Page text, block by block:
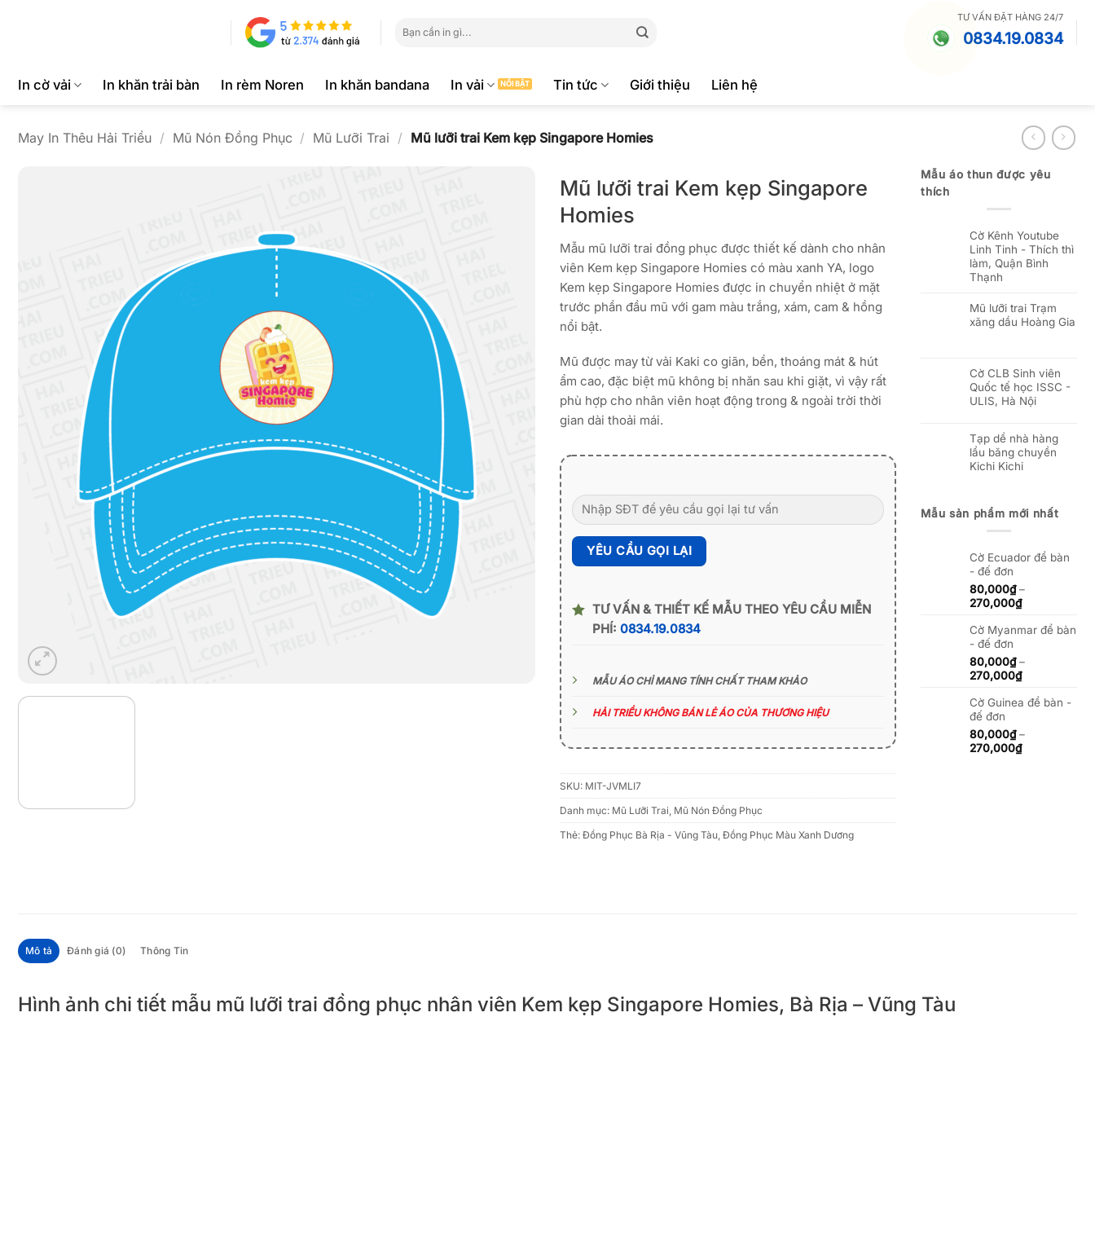
kiếm:
TƯ VẤN ĐẶT HÀNG 24/7
0834.19.0834
In cờ vải In khăn trải bàn In rèm Noren In khăn bandana In vải Tin tức Giới thiệu Liên hệ
May In Thêu Hải Triều / Mũ Nón Đồng Phục / Mũ Lưỡi Trai / Mũ lưỡi trai Kem kẹp Singapore Homies
Mũ lưỡi trai Kem kẹp Singapore
Homies
Mẫu mũ lưỡi trai đồng phục được thiết kế dành cho nhân
viên Kem kẹp Singapore Homies có màu xanh YA, logo
Kem kẹp Singapore Homies được in chuyển nhiệt ở mặt
trước phần đầu mũ với gam màu trắng, xám, cam & hồng
nổi bật.
Mũ được may từ vải Kaki co giãn, bền, thoáng mát & hút
ẩm cao, đặc biệt mũ không bị nhăn sau khi giặt, vì vậy rất
phù hợp cho nhân viên hoạt động trong & ngoài trời thời
gian dài thoải mái.
TƯ VẤN & THIẾT KẾ MẪU THEO YÊU CẦU MIỄN
PHÍ: 0834.19.0834
MẪU ÁO CHỈ MANG TÍNH CHẤT THAM KHẢO
HẢI TRIỀU KHÔNG BÁN LẺ ÁO CỦA THƯƠNG HIỆU
SKU: MIT-JVMLI7
Danh mục: Mũ Lưỡi Trai Mũ Nón Đồng Phục
Thẻ: Đồng Phục Bà Rịa - Vũng Tàu Đồng Phục Màu Xanh Dương
Mẫu áo thun được yêu
thích
Cờ Kênh Youtube
Linh Tinh - Thích thì
làm, Quận Bình
Thạnh
Mũ lưỡi trai Trạm
xăng dầu Hoàng Gia
Cờ CLB Sinh viên
Quốc tế học ISSC -
ULIS, Hà Nội
Tạp dề nhà hàng
lẩu băng chuyền
Kichi Kichi
Mẫu sản phẩm mới nhất
Cờ Ecuador để bàn
- đế đơn
80,000₫ –
270,000₫Khoảng
từ
270,000₫
Cờ Myanmar để bàn
- đế đơn
80,000₫ –
270,000₫Khoảng
từ
270,000₫
Cờ Guinea để bàn -
đế đơn
80,000₫ –
270,000₫Khoảng
Mô tả Đánh giá (0) Thông Tin
Hình ảnh chi tiết mẫu mũ lưỡi trai đồng phục nhân viên Kem kẹp Singapore Homies, Bà Rịa – Vũng Tàu